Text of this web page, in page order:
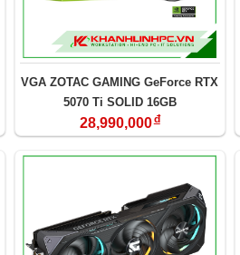
VGA ZOTAC GAMING GeForce RTX
5070 Ti SOLID 16GB
28,990,000đ